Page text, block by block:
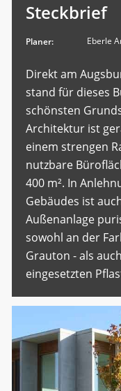
Steckbrief
Planer: Eberle
Direkt am
stand für dieses
schönsten
Architektur ist
einem strengen
nutzbare
400 m². In
Gebäudes ist
Außenanlage
sowohl an der
Grauton - als
eingesetzten